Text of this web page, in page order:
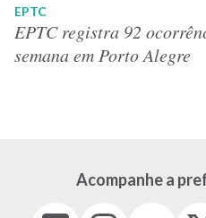
EPTC
EPTC registra 92
semana em Porto Alegre
Acompanhe a
FacebookInstagram